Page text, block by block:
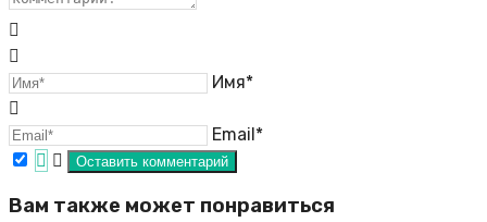
Имя*
Email*
Вам также может понравиться